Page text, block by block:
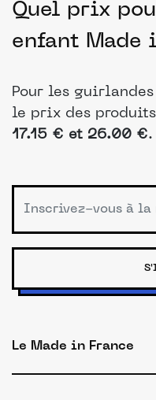
Quel prix
enfant Made
Pour les
le prix des
17.15 € et 26.00 €.
Le Made in France